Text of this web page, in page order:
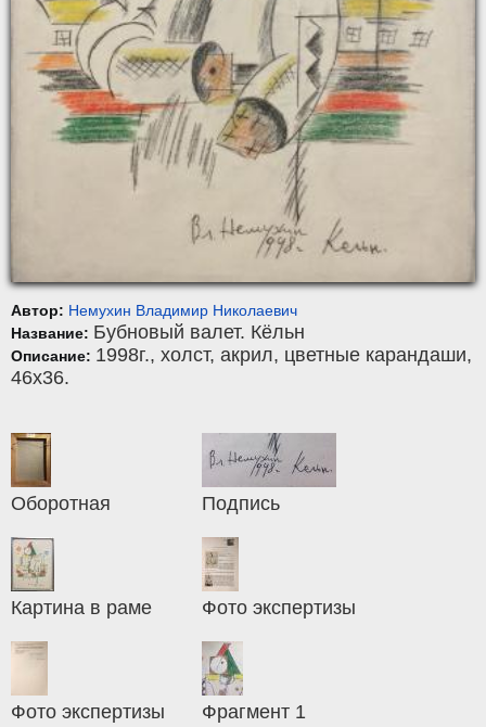
Автор: Немухин Владимир Николаевич
Название: Бубновый валет. Кёльн
Описание: 1998г., холст, акрил, цветные карандаши,
46x36.
Оборотная Подпись
Картина в раме Фото экспертизы
Фото экспертизы Фрагмент 1